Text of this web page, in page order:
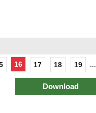
16 17 18 19
Download